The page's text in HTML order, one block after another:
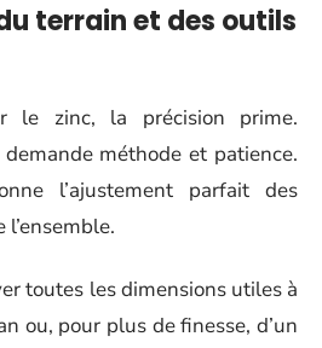
terrain et des outils
le zinc, la précision prime.
méthode et patience.
l’ajustement parfait des
toutes les dimensions utiles à
ou, pour plus de finesse, d’un